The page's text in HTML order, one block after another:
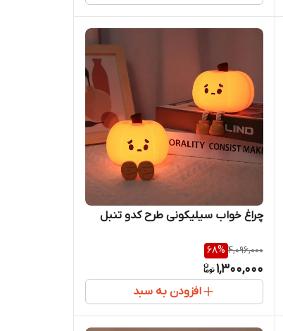
چراغ خواب سیلیکونی طرح کدو تنبل
4,096,000
68%
1,300,000
افزودن به سبد